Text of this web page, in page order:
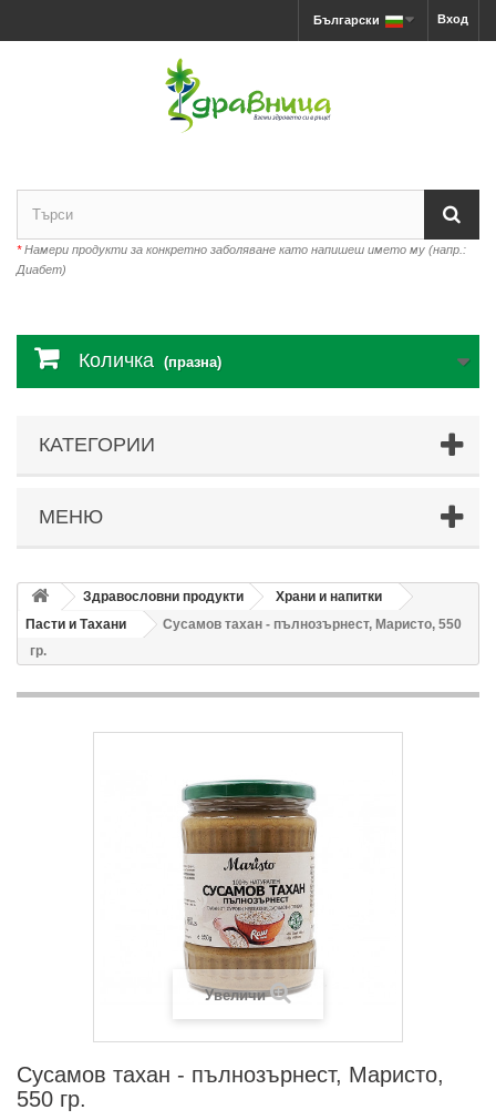
Вход
Български
*Намери продукти за конкретно заболяване като напишеш името му (напр.:
Диабет)
Количка (празна)
КАТЕГОРИИ
МЕНЮ
Здравословни продукти
Храни и напитки
Пасти и Тахани
Сусамов тахан - пълнозърнест, Маристо, 550
гр.
Увеличи
Сусамов тахан - пълнозърнест, Маристо,
550 гр.